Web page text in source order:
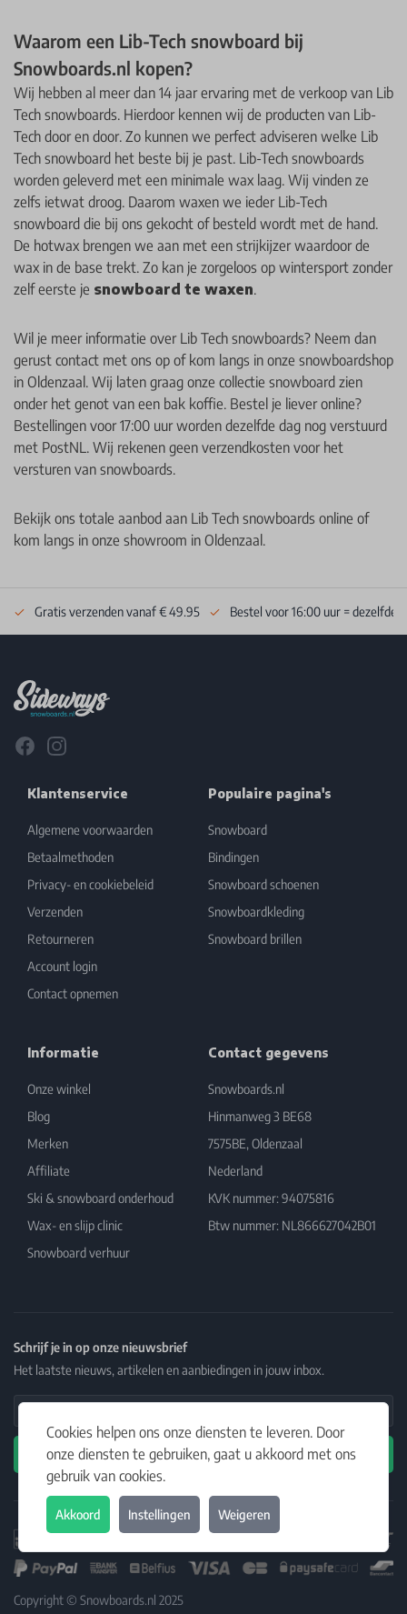
Waarom een Lib-Tech snowboard bij
Snowboards.nl kopen?
Wij hebben al meer dan 14 jaar ervaring met de verkoop van Lib
Tech snowboards. Hierdoor kennen wij de producten van Lib-
Tech door en door. Zo kunnen we perfect adviseren welke Lib
Tech snowboard het beste bij je past. Lib-Tech snowboards
worden geleverd met een minimale wax laag. Wij vinden ze
zelfs ietwat droog. Daarom waxen we ieder Lib-Tech
snowboard die bij ons gekocht of besteld wordt met de hand.
De hotwax brengen we aan met een strijkijzer waardoor de
wax in de base trekt. Zo kan je zorgeloos op wintersport zonder
zelf eerste je snowboard te waxen.
Wil je meer informatie over Lib Tech snowboards? Neem dan
gerust contact met ons op of kom langs in onze snowboardshop
in Oldenzaal. Wij laten graag onze collectie snowboard zien
onder het genot van een bak koffie. Bestel je liever online?
Bestellingen voor 17:00 uur worden dezelfde dag nog verstuurd
met PostNL. Wij rekenen geen verzendkosten voor het
versturen van snowboards.
Bekijk ons totale aanbod aan Lib Tech snowboards online of
kom langs in onze showroom in Oldenzaal.
Cookies helpen ons onze diensten te leveren. Door
onze diensten te gebruiken, gaat u akkoord met ons
gebruik van cookies.
Akkoord Instellingen Weigeren
Gratis verzenden vanaf € 49.95 Bestel voor 16:00 uur = dezelfde
FacebookInstagram
Klantenservice
Algemene voorwaarden
Betaalmethoden
Privacy- en cookiebeleid
Verzenden
Retourneren
Account login
Contact opnemen
Populaire pagina's
Snowboard
Bindingen
Snowboard schoenen
Snowboardkleding
Snowboard brillen
Informatie
Onze winkel
Blog
Merken
Affiliate
Ski & snowboard onderhoud
Wax- en slijp clinic
Snowboard verhuur
Contact gegevens
Snowboards.nl
Hinmanweg 3 BE68
7575BE, Oldenzaal
Nederland
KVK nummer: 94075816
Btw nummer: NL866627042B01
Schrijf je in op onze nieuwsbrief
Het laatste nieuws, artikelen en aanbiedingen in jouw inbox.
Email Address
Abonneren
Copyright © Snowboards.nl 2025